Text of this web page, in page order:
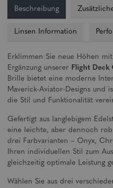
Beschreibung
Linsen Information
Erklimmen Sie neue Höhen
Ergänzung unserer Flight Deck
Brille bietet eine moderne
Maverick-Aviator-Designs und
die Stil und Funktionalität
Gefertigt aus langlebigem
eine leichte, aber dennoch
drei Farbvarianten – Onyx,
Ihren individuellen Stil zum
gleichzeitig optimale Leistung
Wählen Sie aus drei